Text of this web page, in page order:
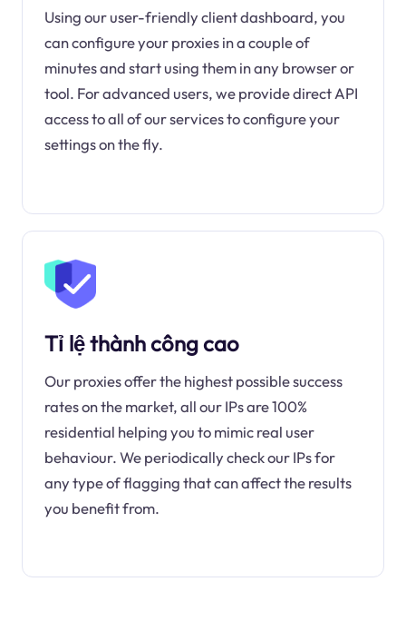
Using our user-friendly client dashboard, you
can configure your proxies in a couple of
minutes and start using them in any browser or
tool. For advanced users, we provide direct API
access to all of our services to configure your
settings on the fly.
Tỉ lệ thành công cao
Our proxies offer the highest possible success
rates on the market, all our IPs are 100%
residential helping you to mimic real user
behaviour. We periodically check our IPs for
any type of flagging that can affect the results
you benefit from.